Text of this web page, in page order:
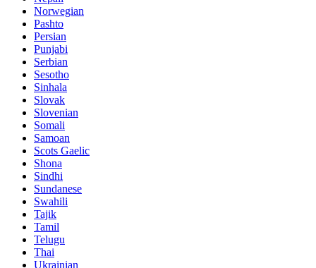
Norwegian
Pashto
Persian
Punjabi
Serbian
Sesotho
Sinhala
Slovak
Slovenian
Somali
Samoan
Scots Gaelic
Shona
Sindhi
Sundanese
Swahili
Tajik
Tamil
Telugu
Thai
Ukrainian